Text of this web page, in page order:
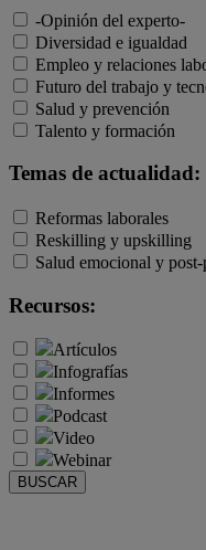
-Opinión del experto-
Diversidad e igualdad
Empleo y relaciones
Futuro del trabajo y
Salud y prevención
Talento y formación
Temas de actualidad:
Reformas laborales
Reskilling y upskilling
Salud emocional y post-
Recursos:
Artículos
Infografías
Informes
Podcast
Video
Webinar
BUSCAR